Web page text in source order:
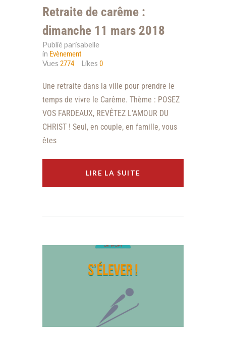
Retraite de carême :
dimanche 11 mars 2018
Publié parisabelle
in Evènement
Vues 2774 Likes0
Une retraite dans la ville pour prendre le
temps de vivre le Carême. Thème : POSEZ
VOS FARDEAUX, REVÊTEZ L’AMOUR DU
CHRIST ! Seul, en couple, en famille, vous
êtes
LIRE LA SUITE